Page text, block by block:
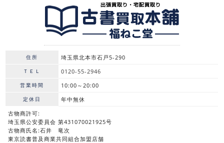
住所 埼玉県北本市石戸5-290
ＴＥＬ 0120-55-2946
営業時間 10:00～20:00
定休日
年中無休
古物商許可:
埼玉県公安委員会 第431070021925号
古物商氏名:石井 竜次
東京読書普及商業共同組合加盟店舗